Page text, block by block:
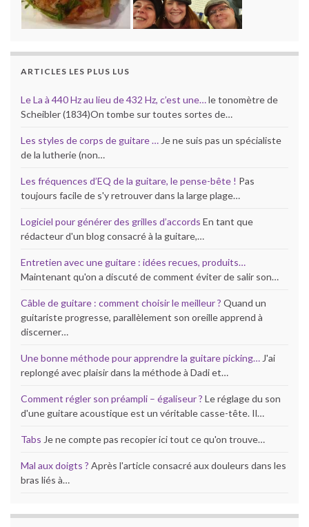
ARTICLES LES PLUS LUS
Le La à 440 Hz au lieu de 432 Hz, c’est une…le tonomètre de
Scheibler (1834)On tombe sur toutes sortes de…
Les styles de corps de guitare … Je ne suis pas un spécialiste
de la lutherie (non…
Les fréquences d’EQ de la guitare, le pense-bête ! Pas
toujours facile de s'y retrouver dans la large plage…
Logiciel pour générer des grilles d’accords En tant que
rédacteur d'un blog consacré à la guitare,…
Entretien avec une guitare : idées recues, produits…
Maintenant qu'on a discuté de comment éviter de salir son…
Câble de guitare : comment choisir le meilleur ? Quand un
guitariste progresse, parallèlement son oreille apprend à
discerner…
Une bonne méthode pour apprendre la guitare picking… J'ai
replongé avec plaisir dans la méthode à Dadi et…
Comment régler son préampli – égaliseur ? Le réglage du son
d'une guitare acoustique est un véritable casse-tête. Il…
Tabs Je ne compte pas recopier ici tout ce qu'on trouve…
Mal aux doigts ? Après l'article consacré aux douleurs dans les
bras liés à…